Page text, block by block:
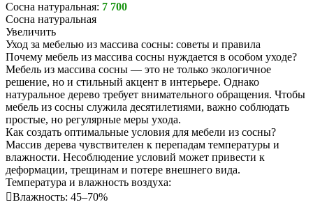
Сосна натуральная: 7 700
Сосна натуральная
Увеличить
Уход за мебелью из массива сосны: советы и правила
Почему мебель из массива сосны нуждается в особом уходе?
Мебель из массива сосны — это не только экологичное
решение, но и стильный акцент в интерьере. Однако
натуральное дерево требует внимательного обращения. Чтобы
мебель из сосны служила десятилетиями, важно соблюдать
простые, но регулярные меры ухода.
Как создать оптимальные условия для мебели из сосны?
Массив дерева чувствителен к перепадам температуры и
влажности. Несоблюдение условий может привести к
деформации, трещинам и потере внешнего вида.
Температура и влажность воздуха:
Влажность: 45–70%